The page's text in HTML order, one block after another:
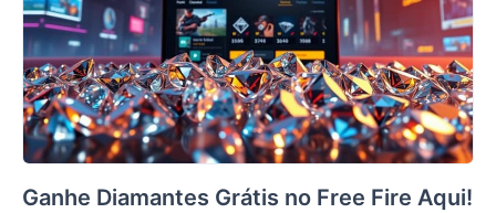
Ganhe Diamantes Grátis no Free Fire Aqui!